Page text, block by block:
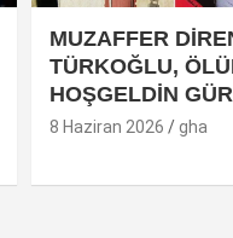
MUZAFFER
TÜRKOĞLU,
HOŞGELDİN
8 Haziran 2026 gha